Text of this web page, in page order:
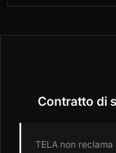
Contratto di
TELA non